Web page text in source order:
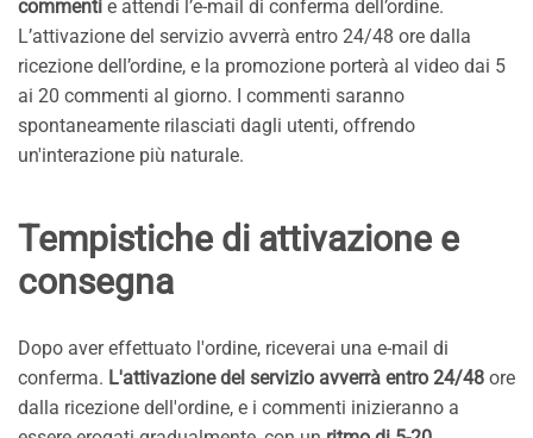
commenti e attendi l’e-mail di conferma dell’ordine.
L’attivazione del servizio avverrà entro 24/48 ore dalla
ricezione dell’ordine, e la promozione porterà al video dai 5
ai 20 commenti al giorno. I commenti saranno
spontaneamente rilasciati dagli utenti, offrendo
un'interazione più naturale.
Tempistiche di attivazione e
consegna
Dopo aver effettuato l'ordine, riceverai una e-mail di
conferma. L'attivazione del servizio avverrà entro 24/48 ore
dalla ricezione dell'ordine, e i commenti inizieranno a